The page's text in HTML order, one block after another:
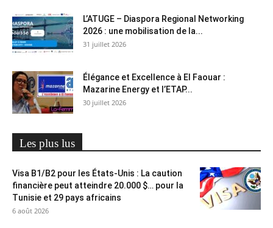
L’ATUGE – Diaspora Regional Networking
2026 : une mobilisation de la...
31 juillet 2026
Élégance et Excellence à El Faouar :
Mazarine Energy et l’ETAP...
30 juillet 2026
Les plus lus
Visa B1/B2 pour les États-Unis : La caution
financière peut atteindre 20.000 $… pour la
Tunisie et 29 pays africains
6 août 2026